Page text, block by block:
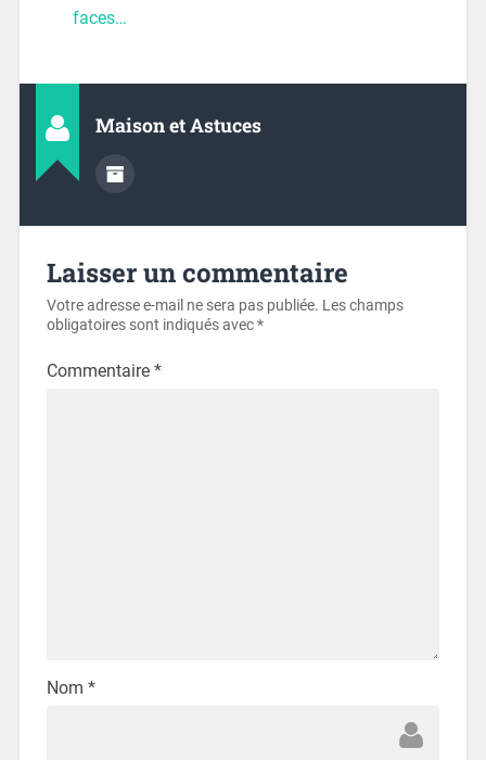
faces…
Maison et Astuces
Laisser un commentaire
Votre adresse e-mail ne sera pas publiée. Les champs
obligatoires sont indiqués avec*
Commentaire *
Nom *